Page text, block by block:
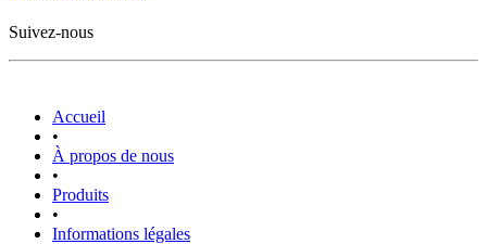
Suivez-nous
Accueil
•
À propos de nous
•
Produits
•
Informations légales